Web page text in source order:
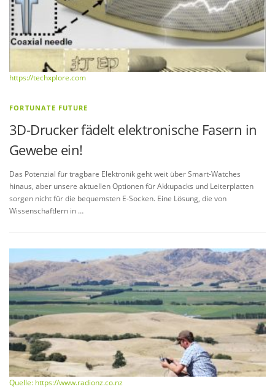
https://techxplore.com
FORTUNATE FUTURE
3D-Drucker fädelt elektronische Fasern in
Gewebe ein!
Das Potenzial für tragbare Elektronik geht weit über Smart-Watches
hinaus, aber unsere aktuellen Optionen für Akkupacks und Leiterplatten
sorgen nicht für die bequemsten E-Socken. Eine Lösung, die von
Wissenschaftlern in …
Quelle: https://www.radionz.co.nz